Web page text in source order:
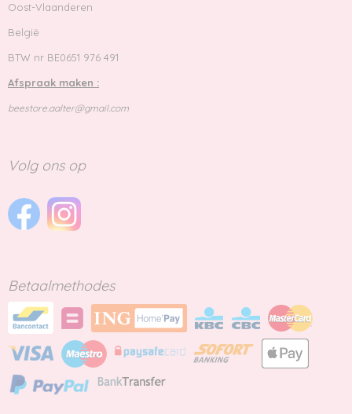
Oost-Vlaanderen
België
BTW nr BE0651 976 491
Afspraak maken :
beestore.aalter@gmail.com
Volg ons op
Betaalmethodes